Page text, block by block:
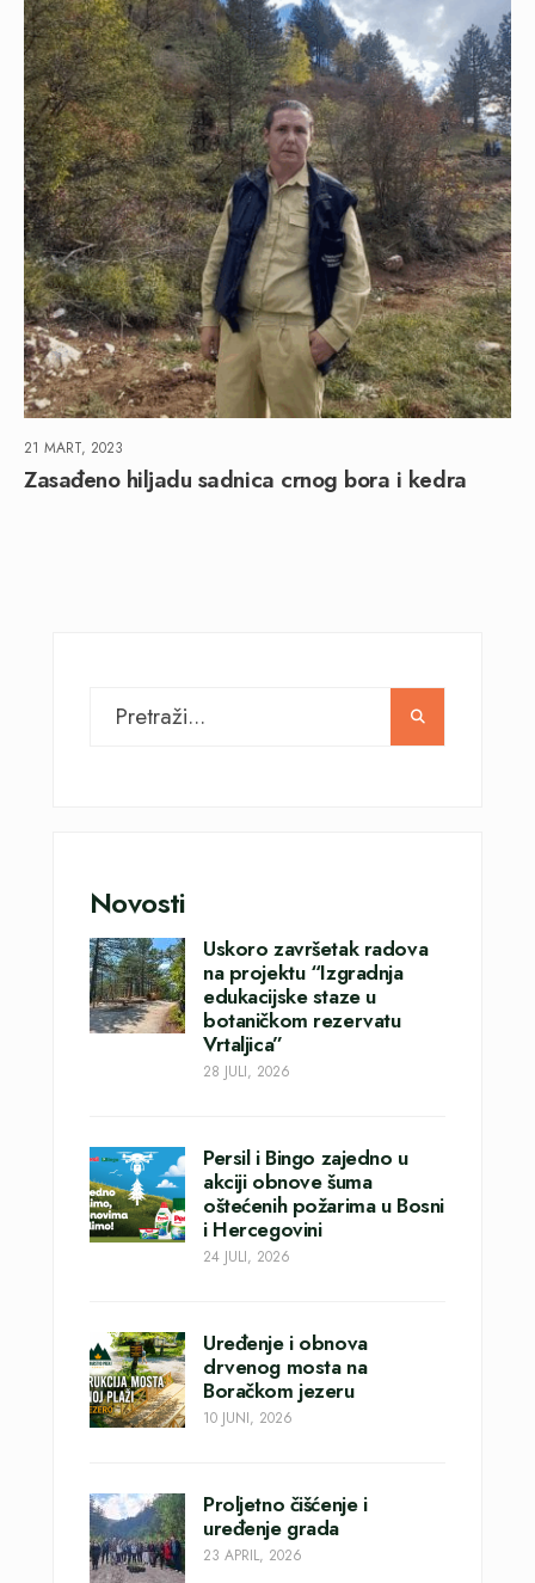
21 MART, 2023
Zasađeno hiljadu sadnica crnog bora i kedra
Novosti
Uskoro završetak radova
na projektu “Izgradnja
edukacijske staze u
botaničkom rezervatu
Vrtaljica”
28 JULI, 2026
Persil i Bingo zajedno u
akciji obnove šuma
oštećenih požarima u Bosni
i Hercegovini
24 JULI, 2026
Uređenje i obnova
drvenog mosta na
Boračkom jezeru
10 JUNI, 2026
Proljetno čišćenje i
uređenje grada
23 APRIL, 2026